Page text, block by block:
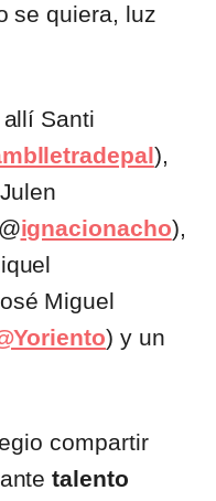
se quiera, luz
Santi
),
ignacionacho),
Miguel
) y un
compartir
talento